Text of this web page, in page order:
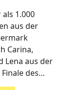
1.000
aus der
Carina,
Lena aus der
des…